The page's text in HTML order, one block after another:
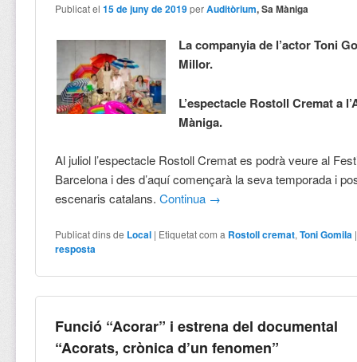
Publicat el15 de juny de 2019 perAuditòrium, Sa Màniga
La companyia de l’actor Toni
Millor.
L’espectacle Rostoll Cremat a
Màniga.
Al juliol l’espectacle Rostoll Cremat es podrà veure al
Barcelona i des d’aquí començarà la seva temporada i
escenaris catalans.Continua →
Publicat dins de Local | Etiquetat com a Rostoll cremat,Toni Gomila
resposta
Funció “Acorar” i estrena del documental
“Acorats, crònica d’un fenomen”